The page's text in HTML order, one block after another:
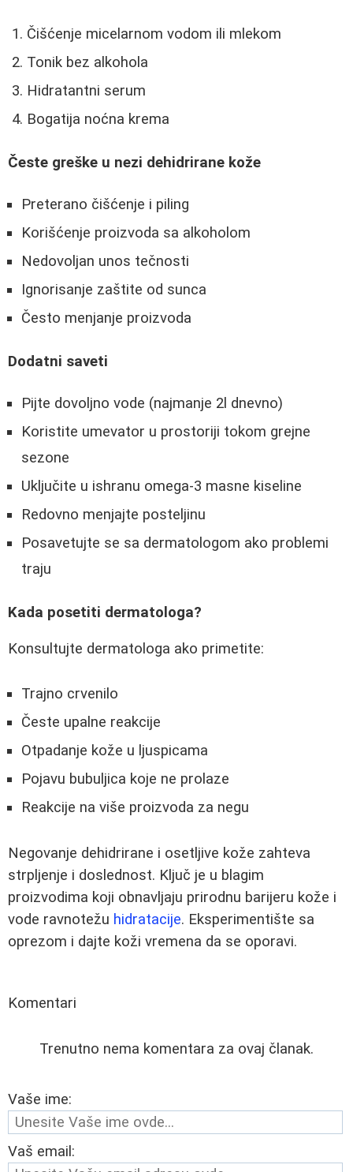
Čišćenje micelarnom vodom ili mlekom
Tonik bez alkohola
Hidratantni serum
Bogatija noćna krema
Česte greške u nezi dehidrirane kože
Preterano čišćenje i piling
Korišćenje proizvoda sa alkoholom
Nedovoljan unos tečnosti
Ignorisanje zaštite od sunca
Često menjanje proizvoda
Dodatni saveti
Pijte dovoljno vode (najmanje 2l dnevno)
Koristite umevator u prostoriji tokom grejne
sezone
Uključite u ishranu omega-3 masne kiseline
Redovno menjajte posteljinu
Posavetujte se sa dermatologom ako problemi
traju
Kada posetiti dermatologa?
Konsultujte dermatologa ako primetite:
Trajno crvenilo
Česte upalne reakcije
Otpadanje kože u ljuspicama
Pojavu bubuljica koje ne prolaze
Reakcije na više proizvoda za negu
Negovanje dehidrirane i osetljive kože zahteva
strpljenje i doslednost. Ključ je u blagim
proizvodima koji obnavljaju prirodnu barijeru kože i
vode ravnotežu hidratacije. Eksperimentište sa
oprezom i dajte koži vremena da se oporavi.
Komentari
Trenutno nema komentara za ovaj članak.
Vaše ime:
Vaš email: